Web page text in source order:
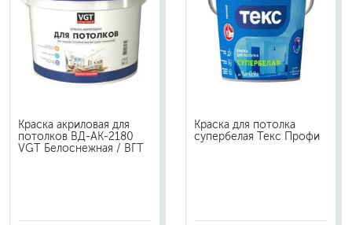
Краска акриловая для
потолков ВД-АК-2180
VGT Белоснежная / ВГТ
Краска для потолка
супербелая Текс Профи